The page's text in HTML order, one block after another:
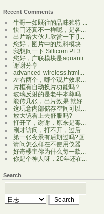
Recent Comments
牛哥一如既往的品味独特 ...
快门还真不一样呢，是各...
出片给大伙儿欣赏一下 [l...
您好，图片中的思科模块...
我想问一下 Sillicom PE3...
您好，广联模块是aquanti...
谢谢分享
advanced-wireless.html...
左右两个，哪个观片效果...
片框有自动换片功能吗？
玻璃反射的是老牛本尊吗...
能传几张，出片效果 就好...
这玩意内部储存空间可以...
放大镜看上去舒服吗?
打开了，谢谢，原来是毒...
刚才访问，打不开，过后...
第一张夜景有后期过吗?画...
请问怎么样在不使用仪器...
好奇楼主你为什么每一款...
你是个神人呀，20年还在...
Search